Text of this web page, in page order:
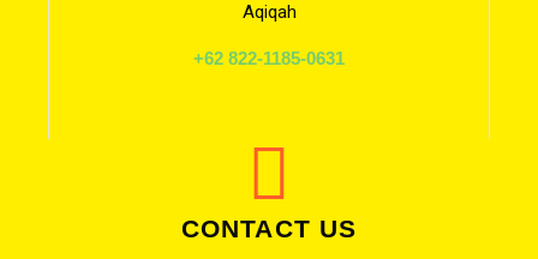
Aqiqah
+62 822-1185-0631
CONTACT US